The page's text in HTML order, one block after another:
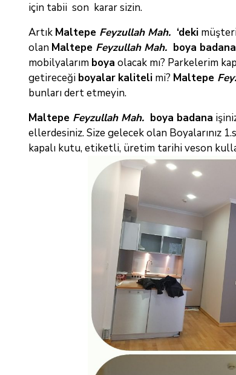
için tabii son karar sizin.
Artık Maltepe Feyzullah Mah. ‘deki
olan Maltepe Feyzullah Mah. boya
mobilyalarım boya olacak mı? Parkelerim
getireceği boyalar kaliteli mi? Maltepe
bunları dert etmeyin.
Maltepe Feyzullah Mah. boya badana
ellerdesiniz. Size gelecek olan Boyalarınız
kapalı kutu, etiketli, üretim tarihi veson